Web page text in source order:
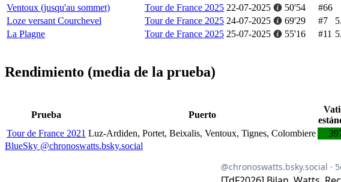
Ventoux (jusqu'au sommet)
Tour de France 2025 22-07-2025 50'54
#66
Loze versant Courchevel
Tour de France 2025 24-07-2025 69'29 #7
La Plagne
Tour de France 2025 25-07-2025 55'16 #11
Rendimiento (media de la prueba)
Prueba Puerto
Tour de France 2021 Luz-Ardiden, Portet, Beixalis, Ventoux, Tignes, Colombiere
BlueSky @chronoswatts.bsky.social